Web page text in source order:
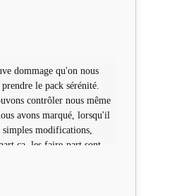
dommage qu'on nous
le pack sérénité.
contrôler nous même
avons marqué, lorsqu'il
simples modifications,
ça, les faire-part sont